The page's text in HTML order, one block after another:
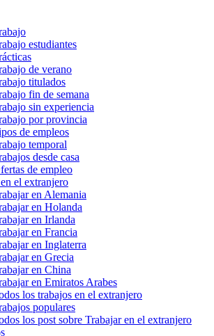
estudiantes
de verano
titulados
fin de semana
sin experiencia
por provincia
de empleos
temporal
desde casa
de empleo
el extranjero
en Alemania
en Holanda
en Irlanda
en Francia
en Inglaterra
en Grecia
en China
en Emiratos Arabes
los trabajos en el extranjero
populares
los post sobre Trabajar en el extranjero